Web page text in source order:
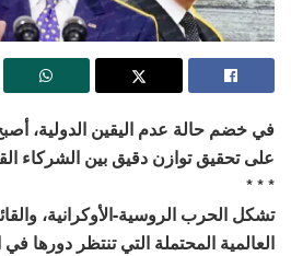
في خضم حالة عدم اليقين الدولية،
على تحقيق توازن دقيق بين الشركاء
* * *
تشكل الحرب الروسية-الأوكرانية،
العالمية المحتملة التي تنتظر دورها